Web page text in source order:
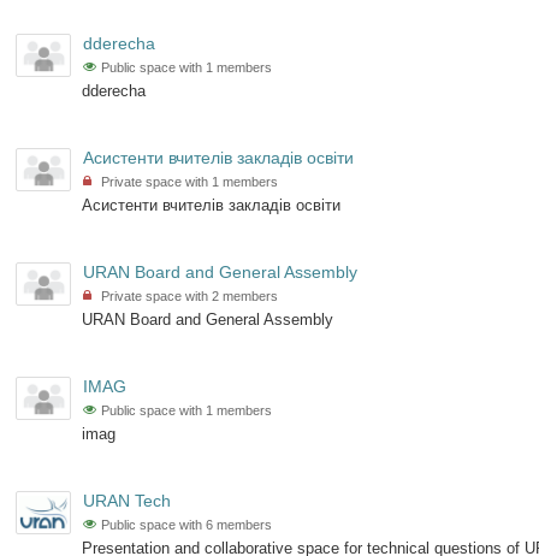
dderecha
Public space with 1 members
dderecha
Асистенти вчителів закладів освіти
Private space with 1 members
Асистенти вчителів закладів освіти
URAN Board and General Assembly
Private space with 2 members
URAN Board and General Assembly
IMAG
Public space with 1 members
imag
URAN Tech
Public space with 6 members
Presentation and collaborative space for technical questions of